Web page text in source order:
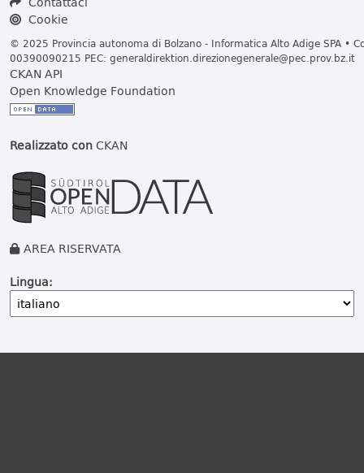
Cookie
© 2025 Provincia autonoma di Bolzano - Informatica Alto Adige SPA •
00390090215 PEC: generaldirektion.direzionegenerale@pec.prov.bz.it
CKAN API
Open Knowledge Foundation
Realizzato conCKAN
AREA RISERVATA
Lingua